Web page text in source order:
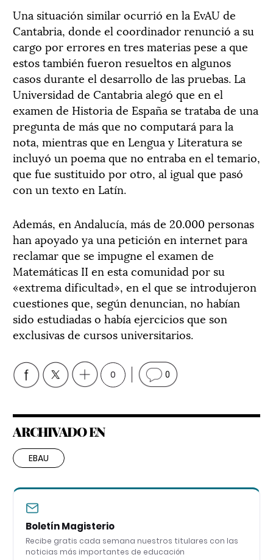
Una situación similar ocurrió en la EvAU de
Cantabria, donde el coordinador renunció a su
cargo por errores en tres materias pese a que
estos también fueron resueltos en algunos
casos durante el desarrollo de las pruebas. La
Universidad de Cantabria alegó que en el
examen de Historia de España se trataba de una
pregunta de más que no computará para la
nota, mientras que en Lengua y Literatura se
incluyó un poema que no entraba en el temario,
que fue sustituido por otro, al igual que pasó
con un texto en Latín.
Además, en Andalucía, más de 20.000 personas
han apoyado ya una petición en internet para
reclamar que se impugne el examen de
Matemáticas II en esta comunidad por su
«extrema dificultad», en el que se introdujeron
cuestiones que, según denuncian, no habían
sido estudiadas o había ejercicios que son
exclusivas de cursos universitarios.
0 0
ARCHIVADO EN
EBAU
Boletín Magisterio
Recibe gratis cada semana nuestros titulares con las
noticias más importantes de educación